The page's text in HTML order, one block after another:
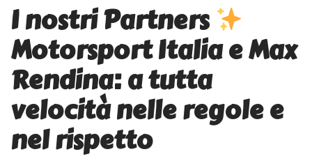
I nostri Partners
Motorsport Italia e Max
Rendina: a tutta
velocità nelle regole e
nel rispetto